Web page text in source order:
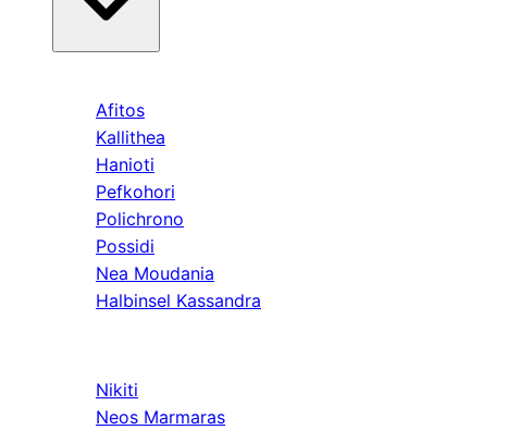
Afitos
Kallithea
Hanioti
Pefkohori
Polichrono
Possidi
Nea Moudania
Halbinsel Kassandra
Nikiti
Neos Marmaras